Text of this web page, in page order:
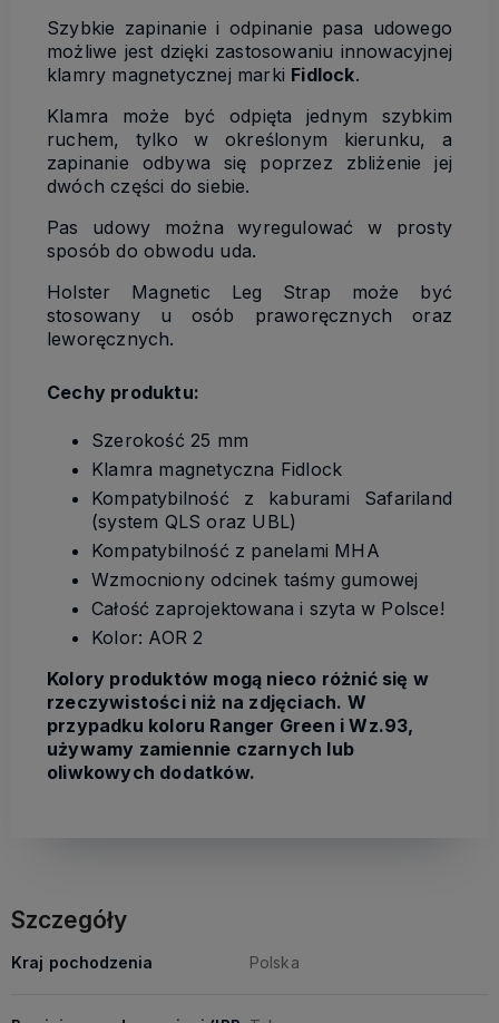
Szybkie zapinanie i odpinanie pasa udowego
możliwe jest dzięki zastosowaniu innowacyjnej
klamry magnetycznej marki Fidlock.
Klamra może być odpięta jednym szybkim
ruchem, tylko w określonym kierunku, a
zapinanie odbywa się poprzez zbliżenie jej
dwóch części do siebie.
Pas udowy można wyregulować w prosty
sposób do obwodu uda.
Holster Magnetic Leg Strap może być
stosowany u osób praworęcznych oraz
leworęcznych.
Cechy produktu:
Szerokość 25 mm
Klamra magnetyczna Fidlock
Kompatybilność z kaburami Safariland
(system QLS oraz UBL)
Kompatybilność z panelami MHA
Wzmocniony odcinek taśmy gumowej
Całość zaprojektowana i szyta w Polsce!
Kolor: AOR 2
Kolory produktów mogą nieco różnić się w
rzeczywistości niż na zdjęciach. W
przypadku koloru Ranger Green i Wz.93,
używamy zamiennie czarnych lub
oliwkowych dodatków.
Szczegóły
Kraj pochodzenia Polska